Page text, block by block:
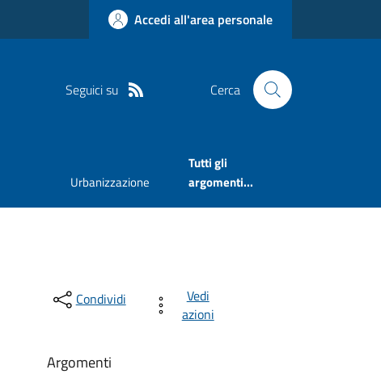
Accedi all'area personale
Seguici su Cerca
Urbanizzazione
Tutti gli
argomenti...
Condividi
Vedi
azioni
Argomenti